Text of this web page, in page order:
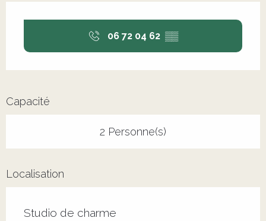
06 72 04 62 ▒▒
Capacité
2 Personne(s)
Localisation
Studio de charme